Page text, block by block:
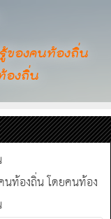
ของคนท้องถิ่น
องถิ่น
นท้องถิ่น โดยคนท้อง